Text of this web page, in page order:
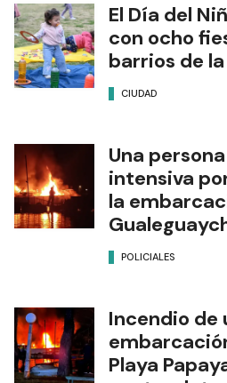
El Día del
con ocho
barrios de
CIUDAD
Una
intensiva
la
POLICIALES
Incendio de
Playa